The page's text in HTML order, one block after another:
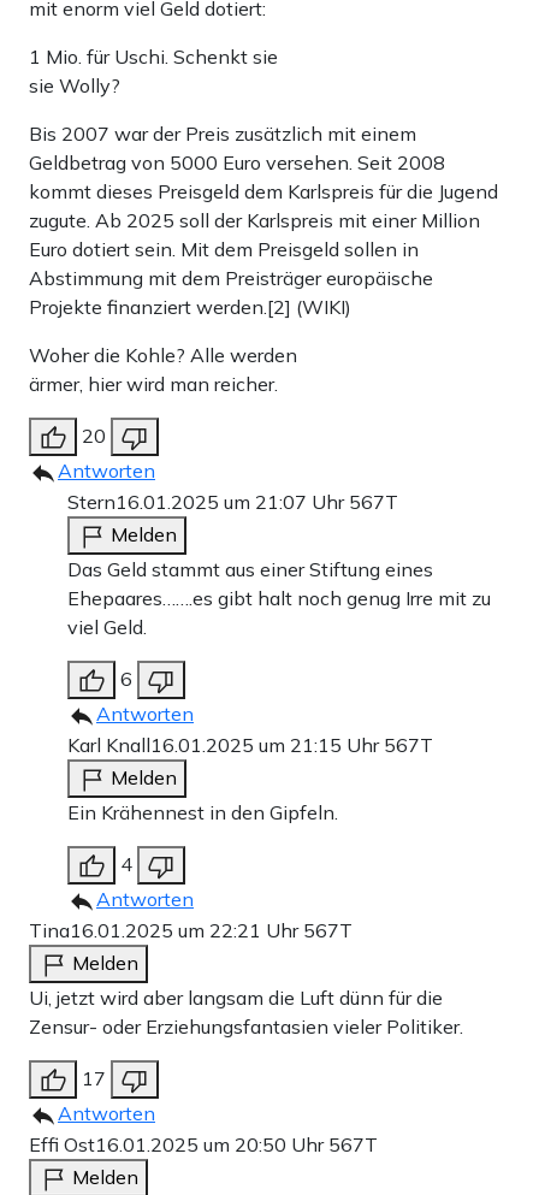
mit enorm viel Geld dotiert:
1 Mio. für Uschi. Schenkt sie
sie Wolly?
Bis 2007 war der Preis zusätzlich mit einem
Geldbetrag von 5000 Euro versehen. Seit 2008
kommt dieses Preisgeld dem Karlspreis für die Jugend
zugute. Ab 2025 soll der Karlspreis mit einer Million
Euro dotiert sein. Mit dem Preisgeld sollen in
Abstimmung mit dem Preisträger europäische
Projekte finanziert werden.[2] (WIKI)
Woher die Kohle? Alle werden
ärmer, hier wird man reicher.
20
Antworten
Stern16.01.2025 um 21:07 Uhr 567T
Melden
Das Geld stammt aus einer Stiftung eines
Ehepaares…….es gibt halt noch genug Irre mit zu
viel Geld.
6
Antworten
Karl Knall16.01.2025 um 21:15 Uhr 567T
Melden
Ein Krähennest in den Gipfeln.
4
Antworten
Tina16.01.2025 um 22:21 Uhr 567T
Melden
Ui, jetzt wird aber langsam die Luft dünn für die
Zensur- oder Erziehungsfantasien vieler Politiker.
17
Antworten
Effi Ost16.01.2025 um 20:50 Uhr 567T
Melden